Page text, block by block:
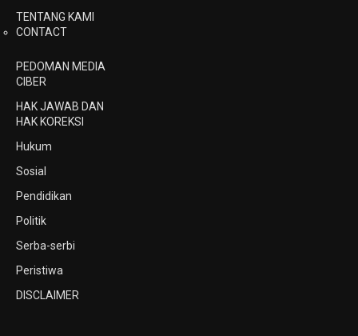
TENTANG KAMI
CONTACT
PEDOMAN MEDIA
CIBER
HAK JAWAB DAN
HAK KOREKSI
Hukum
Sosial
Pendidikan
Politik
Serba-serbi
Peristiwa
DISCLAIMER